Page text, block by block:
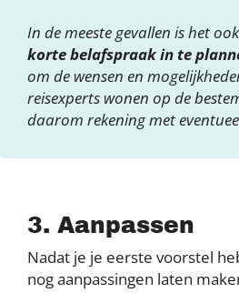
In de meeste gevallen is het
korte belafspraak in te
om de wensen en
reisexperts wonen op de
daarom rekening met
3. Aanpassen
Nadat je je eerste voorstel
nog aanpassingen laten